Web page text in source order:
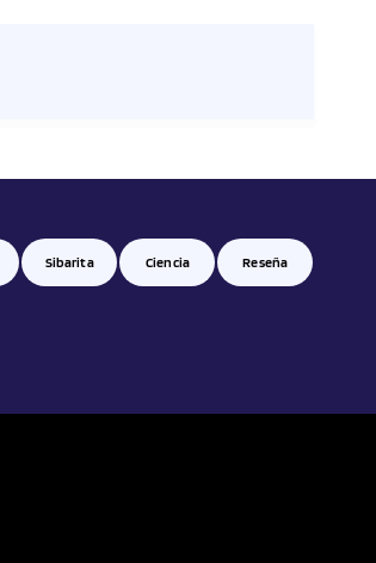
Sibarita Ciencia Reseña